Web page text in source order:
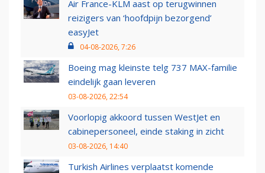
Air France-KLM aast op terugwinnen
reizigers van ‘hoofdpijn bezorgend’
easyJet
04-08-2026, 7:26
Boeing mag kleinste telg 737 MAX-familie
eindelijk gaan leveren
03-08-2026, 22:54
Voorlopig akkoord tussen WestJet en
cabinepersoneel, einde staking in zicht
03-08-2026, 14:40
Turkish Airlines verplaatst komende